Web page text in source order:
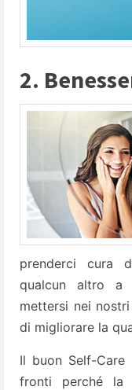
2.
prenderci cura
qualcun altro a
mettersi nei
di migliorare la
Il buon Self-
fronti perché la